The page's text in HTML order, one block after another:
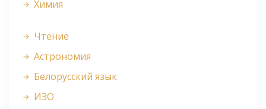
Химия
Чтение
Астрономия
Белорусский язык
ИЗО